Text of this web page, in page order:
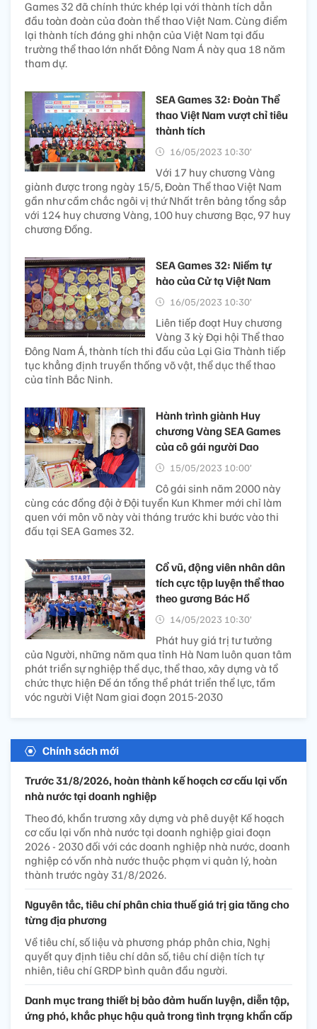
Games 32 đã chính thức khép lại với thành tích dẫn
đầu toàn đoàn của đoàn thể thao Việt Nam. Cùng điểm
lại thành tích đáng ghi nhận của Việt Nam tại đấu
trường thể thao lớn nhất Đông Nam Á này qua 18 năm
tham dự.
SEA Games 32: Đoàn Thể
thao Việt Nam vượt chỉ tiêu
thành tích
16/05/2023 10:30’
Với 17 huy chương Vàng
giành được trong ngày 15/5, Đoàn Thể thao Việt Nam
gần như cầm chắc ngôi vị thứ Nhất trên bảng tổng sắp
với 124 huy chương Vàng, 100 huy chương Bạc, 97 huy
chương Đồng.
SEA Games 32: Niềm tự
hào của Cử tạ Việt Nam
16/05/2023 10:30’
Liên tiếp đoạt Huy chương
Vàng 3 kỳ Đại hội Thể thao
Đông Nam Á, thành tích thi đấu của Lại Gia Thành tiếp
tục khẳng định truyền thống võ vật, thể dục thể thao
của tỉnh Bắc Ninh.
Hành trình giành Huy
chương Vàng SEA Games
của cô gái người Dao
15/05/2023 10:00’
Cô gái sinh năm 2000 này
cùng các đồng đội ở Đội tuyển Kun Khmer mới chỉ làm
quen với môn võ này vài tháng trước khi bước vào thi
đấu tại SEA Games 32.
Cổ vũ, động viên nhân dân
tích cực tập luyện thể thao
theo gương Bác Hồ
14/05/2023 10:30’
Phát huy giá trị tư tưởng
của Người, những năm qua tỉnh Hà Nam luôn quan tâm
phát triển sự nghiệp thể dục, thể thao, xây dựng và tổ
chức thực hiện Đề án tổng thể phát triển thể lực, tầm
vóc người Việt Nam giai đoạn 2015-2030
Chính sách mới
Trước 31/8/2026, hoàn thành kế hoạch cơ cấu lại vốn
nhà nước tại doanh nghiệp
Theo đó, khẩn trương xây dựng và phê duyệt Kế hoạch
cơ cấu lại vốn nhà nước tại doanh nghiệp giai đoạn
2026 - 2030 đối với các doanh nghiệp nhà nước, doanh
nghiệp có vốn nhà nước thuộc phạm vi quản lý, hoàn
thành trước ngày 31/8/2026.
Nguyên tắc, tiêu chí phân chia thuế giá trị gia tăng cho
từng địa phương
Về tiêu chí, số liệu và phương pháp phân chia, Nghị
quyết quy định tiêu chí dân số, tiêu chí diện tích tự
nhiên, tiêu chí GRDP bình quân đầu người.
Danh mục trang thiết bị bảo đảm huấn luyện, diễn tập,
ứng phó, khắc phục hậu quả trong tình trạng khẩn cấp